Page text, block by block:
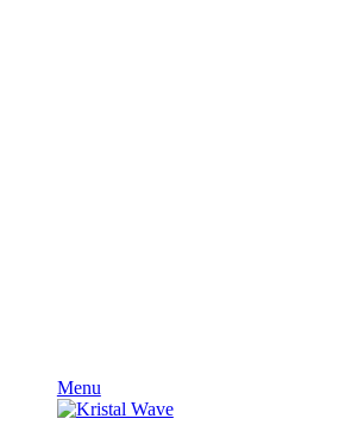
Menu